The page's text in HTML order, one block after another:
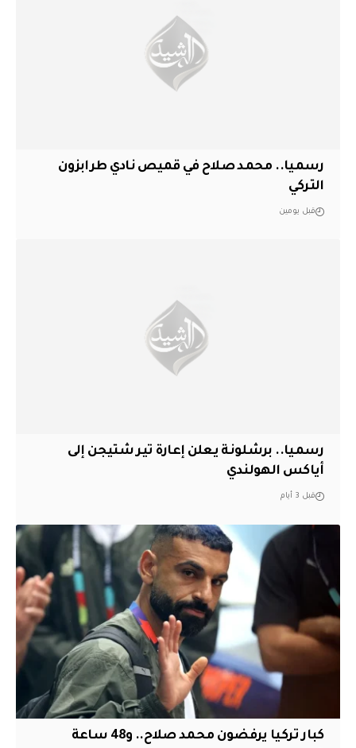
رسميا.. محمد صلاح في قميص نادي طرابزون
التركي
قبل يومين
رسميا.. برشلونة يعلن إعارة تير شتيجن إلى
أياكس الهولندي
قبل 3 أيام
كبار تركيا يرفضون محمد صلاح.. و48 ساعة